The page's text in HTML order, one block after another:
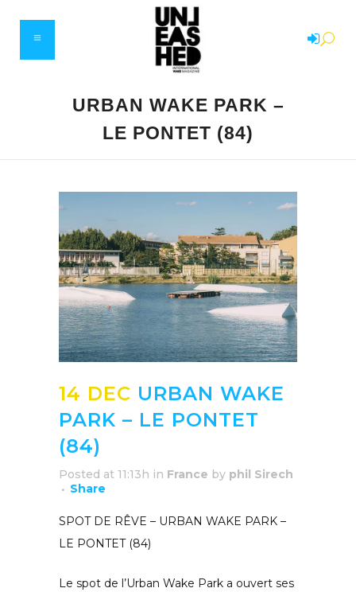
URBAN WAKE PARK –
LE PONTET (84)
14 DEC URBAN WAKE
PARK – LE PONTET
(84)
Posted at 11:13h in France by phil Sirech
Share
SPOT DE RÊVE – URBAN WAKE PARK –
LE PONTET (84)
Le spot de l’Urban Wake Park a ouvert ses